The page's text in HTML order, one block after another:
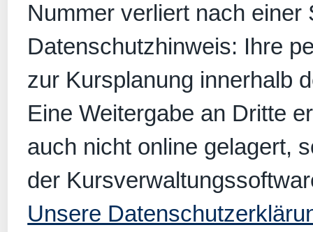
Nummer verliert nach einer
Datenschutzhinweis: Ihre
zur Kursplanung innerhalb
Eine Weitergabe an Dritte
auch nicht online gelagert,
der
Unsere